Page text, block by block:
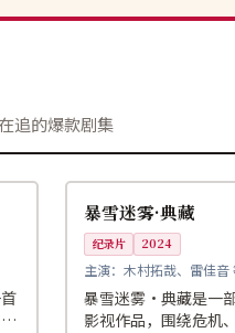
追的爆款剧集
日本
暴雪迷雾·典藏
纪录片 2024
主演：木村拓哉、雷佳音
暴雪迷雾·典藏是一
影视作品，围绕危机